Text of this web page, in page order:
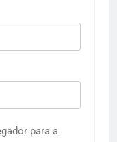
para a